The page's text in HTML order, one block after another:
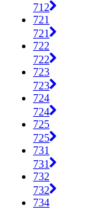
712
721
721
722
722
723
723
724
724
725
725
731
731
732
732
734